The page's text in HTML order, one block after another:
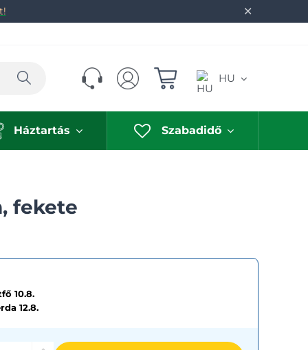
✕
Keresés HU
Háztartás Szabadidő
fekete
10.8.
12.8.